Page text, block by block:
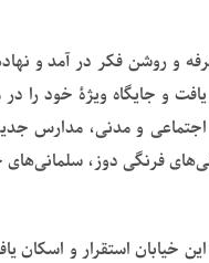
و روشن فکر در آمد و
و جایگاه ویژۀ خود را در
و مدنی، مدارس
فرنگی دوز،
خیابان استقرار و اسکان